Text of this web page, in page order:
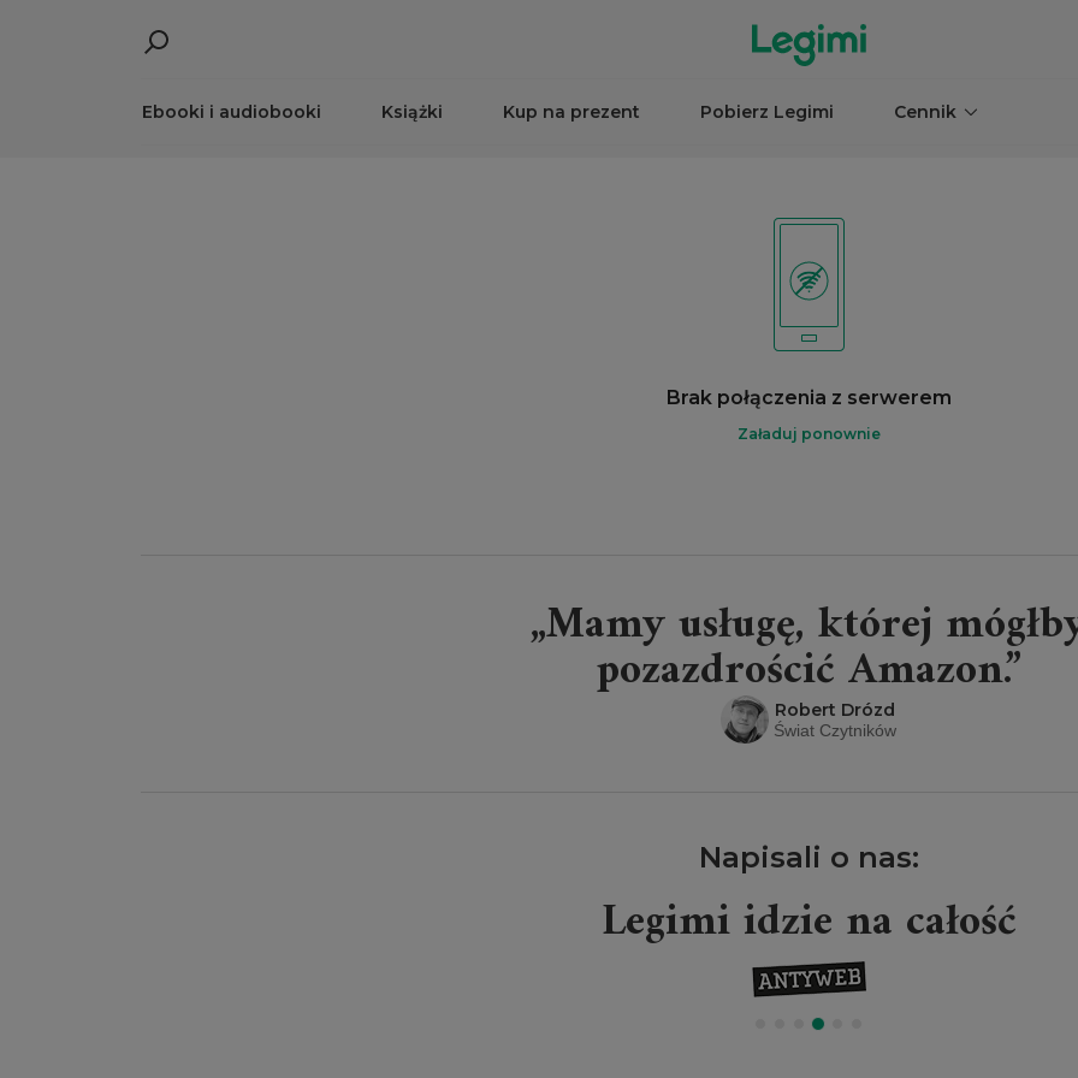
Ebooki i audiobooki Książki Kup na prezent Pobierz Legimi Cennik
Brak połączenia z serwerem
Załaduj ponownie
„Mamy usługę, której
pozazdrościć Amazon.”
Robert Drózd
Świat Czytników
Napisali o nas:
Legimi idzie na całość